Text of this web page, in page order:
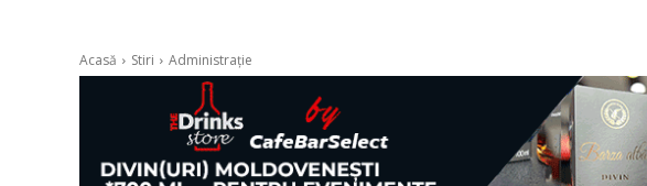
Acasă Stiri Administrație